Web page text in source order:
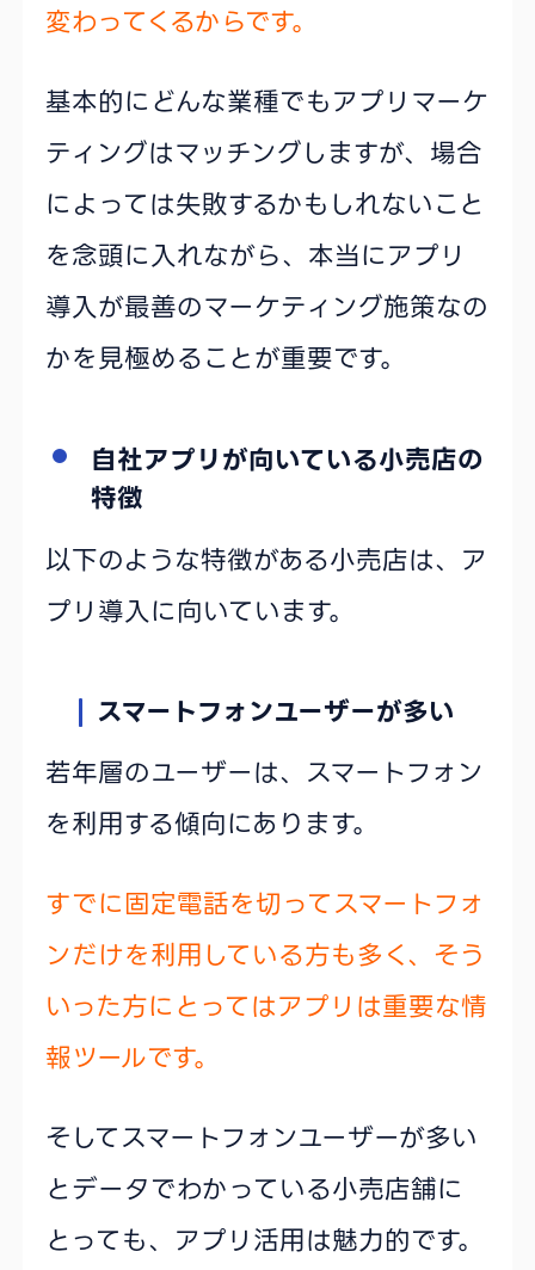
変わってくるからです。
基本的にどんな業種でもアプリマーケ
ティングはマッチングしますが、場合
によっては失敗するかもしれないこと
を念頭に入れながら、本当にアプリ
導入が最善のマーケティング施策なの
かを見極めることが重要です。
自社アプリが向いている小売店の
特徴
以下のような特徴がある小売店は、ア
プリ導入に向いています。
スマートフォンユーザーが多い
若年層のユーザーは、スマートフォン
を利用する傾向にあります。
すでに固定電話を切ってスマートフォ
ンだけを利用している方も多く、そう
いった方にとってはアプリは重要な情
報ツールです。
そしてスマートフォンユーザーが多い
とデータでわかっている小売店舗に
とっても、アプリ活用は魅力的です。